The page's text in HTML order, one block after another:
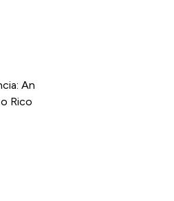
An
Rico